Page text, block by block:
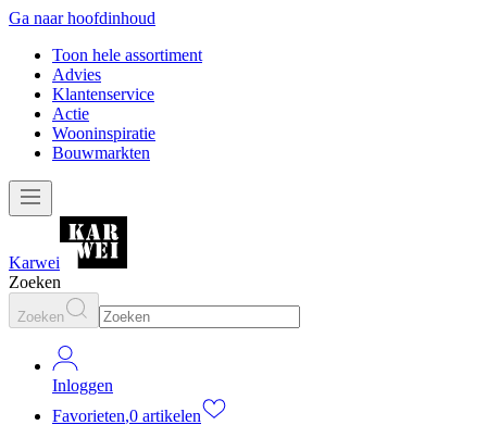
Ga naar hoofdinhoud
Toon hele assortiment
Advies
Klantenservice
Actie
Wooninspiratie
Bouwmarkten
Karwei
Zoeken
Zoeken
Inloggen
Favorieten,0 artikelen